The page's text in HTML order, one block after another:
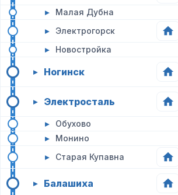
▸ Малая Дубна
▸ Электрогорск
▸ Новостройка
▸ Ногинск
▸ Электросталь
▸ Обухово
▸ Монино
▸ Старая Купавна
▸ Балашиха